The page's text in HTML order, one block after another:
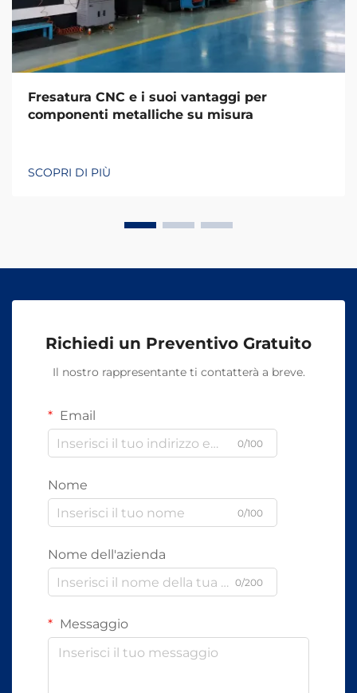
Fresatura CNC e i suoi vantaggi per
componenti metalliche su misura
SCOPRI DI PIÙ
Richiedi un Preventivo Gratuito
Il nostro rappresentante ti contatterà a breve.
Email
0/100
Nome
0/100
Nome dell'azienda
0/200
Messaggio